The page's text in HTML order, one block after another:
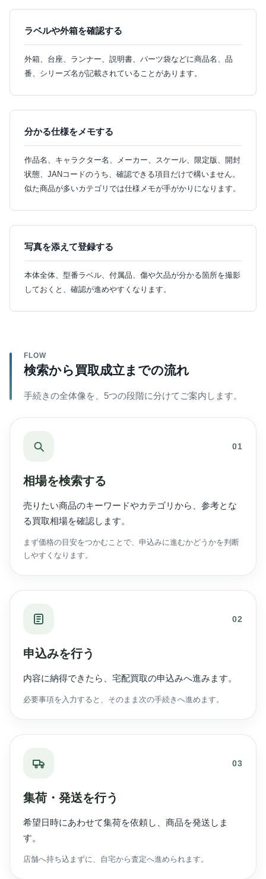
ラベルや外箱を確認する
外箱、台座、ランナー、説明書、パーツ袋などに商品名、品
番、シリーズ名が記載されていることがあります。
分かる仕様をメモする
作品名、キャラクター名、メーカー、スケール、限定版、開封
状態、JANコードのうち、確認できる項目だけで構いません。
似た商品が多いカテゴリでは仕様メモが手がかりになります。
写真を添えて登録する
本体全体、型番ラベル、付属品、傷や欠品が分かる箇所を撮影
しておくと、確認が進めやすくなります。
FLOW
検索から買取成立までの流れ
手続きの全体像を、5つの段階に分けてご案内します。
01
相場を検索する
売りたい商品のキーワードやカテゴリから、参考とな
る買取相場を確認します。
まず価格の目安をつかむことで、申込みに進むかどうかを判断
しやすくなります。
02
申込みを行う
内容に納得できたら、宅配買取の申込みへ進みます。
必要事項を入力すると、そのまま次の手続きへ進めます。
03
集荷・発送を行う
希望日時にあわせて集荷を依頼し、商品を発送しま
す。
店舗へ持ち込まずに、自宅から査定へ進められます。